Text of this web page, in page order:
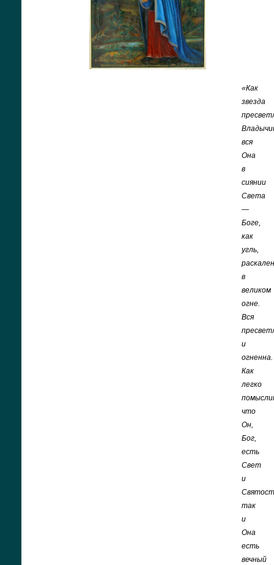
«Как
звезда
вся
Она
в
сиянии
Света
—
Боге,
как
угль,
в
великом
огне.
Вся
и
огненна.
Как
легко
что
Он,
Бог,
есть
Свет
и
так
и
Она
есть
вечный